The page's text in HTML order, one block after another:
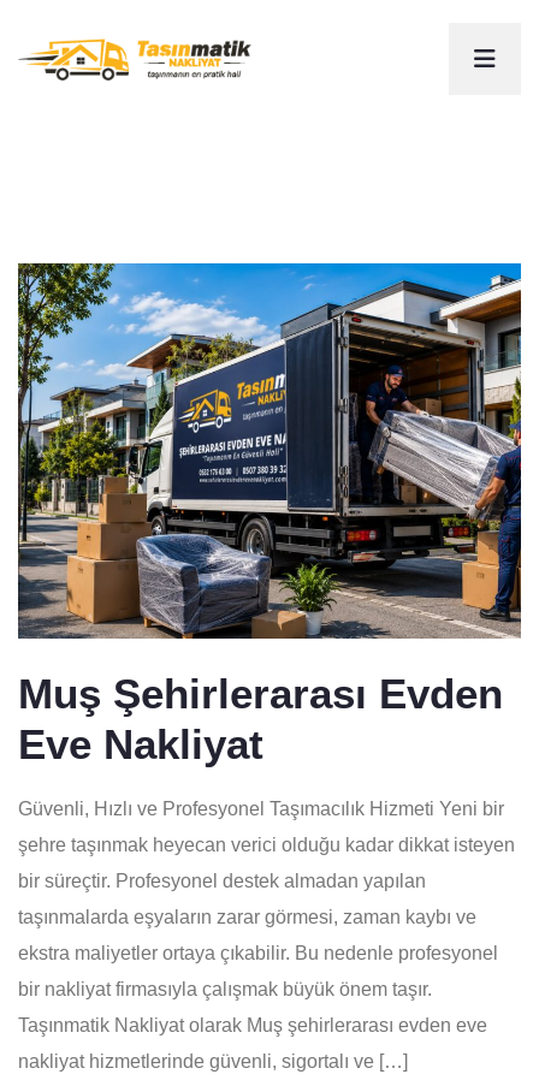
Muş Şehirlerarası Evden
Eve Nakliyat
Güvenli, Hızlı ve Profesyonel Taşımacılık Hizmeti Yeni bir
şehre taşınmak heyecan verici olduğu kadar dikkat isteyen
bir süreçtir. Profesyonel destek almadan yapılan
taşınmalarda eşyaların zarar görmesi, zaman kaybı ve
ekstra maliyetler ortaya çıkabilir. Bu nedenle profesyonel
bir nakliyat firmasıyla çalışmak büyük önem taşır.
Taşınmatik Nakliyat olarak Muş şehirlerarası evden eve
nakliyat hizmetlerinde güvenli, sigortalı ve […]